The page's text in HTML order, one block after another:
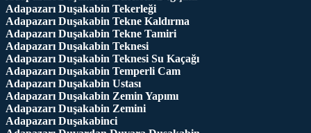
Adapazarı Duşakabin Tekerleği
Adapazarı Duşakabin Tekne Kaldırma
Adapazarı Duşakabin Tekne Tamiri
Adapazarı Duşakabin Teknesi
Adapazarı Duşakabin Teknesi Su Kaçağı
Adapazarı Duşakabin Temperli Cam
Adapazarı Duşakabin Ustası
Adapazarı Duşakabin Zemin Yapımı
Adapazarı Duşakabin Zemini
Adapazarı Duşakabinci